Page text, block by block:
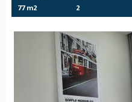
77 m2
2